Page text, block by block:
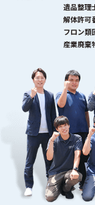
遺品整理
解体許可
フロン類
産業廃